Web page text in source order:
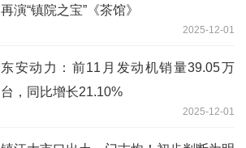
再演“镇院之宝”《茶馆》
2025-12-01
东安动力：前11月发动机销量39.05万
台，同比增长21.10%
2025-12-01